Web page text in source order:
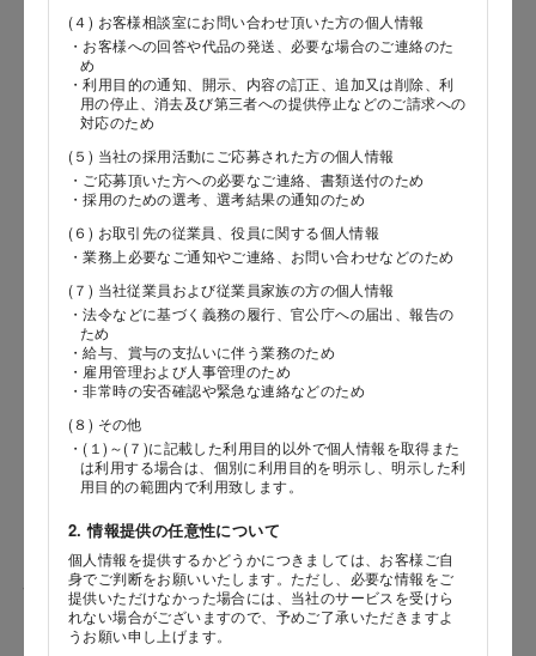
(４) お客様相談室にお問い合わせ頂いた方の個人情報
・お客様への回答や代品の発送、必要な場合のご連絡のた
め
・利用目的の通知、開示、内容の訂正、追加又は削除、利
用の停止、消去及び第三者への提供停止などのご請求への
対応のため
(５) 当社の採用活動にご応募された方の個人情報
・ご応募頂いた方への必要なご連絡、書類送付のため
・採用のための選考、選考結果の通知のため
(６) お取引先の従業員、役員に関する個人情報
・業務上必要なご通知やご連絡、お問い合わせなどのため
(７) 当社従業員および従業員家族の方の個人情報
・法令などに基づく義務の履行、官公庁への届出、報告の
ため
・給与、賞与の支払いに伴う業務のため
・雇用管理および人事管理のため
・非常時の安否確認や緊急な連絡などのため
(８) その他
・(１)～(７)に記載した利用目的以外で個人情報を取得また
は利用する場合は、個別に利用目的を明示し、明示した利
用目的の範囲内で利用致します。
2. 情報提供の任意性について
個人情報を提供するかどうかにつきましては、お客様ご自
身でご判断をお願いいたします。ただし、必要な情報をご
提供いただけなかった場合には、当社のサービスを受けら
れない場合がございますので、予めご了承いただきますよ
うお願い申し上げます。
郵便番号
都道府県
番地以降